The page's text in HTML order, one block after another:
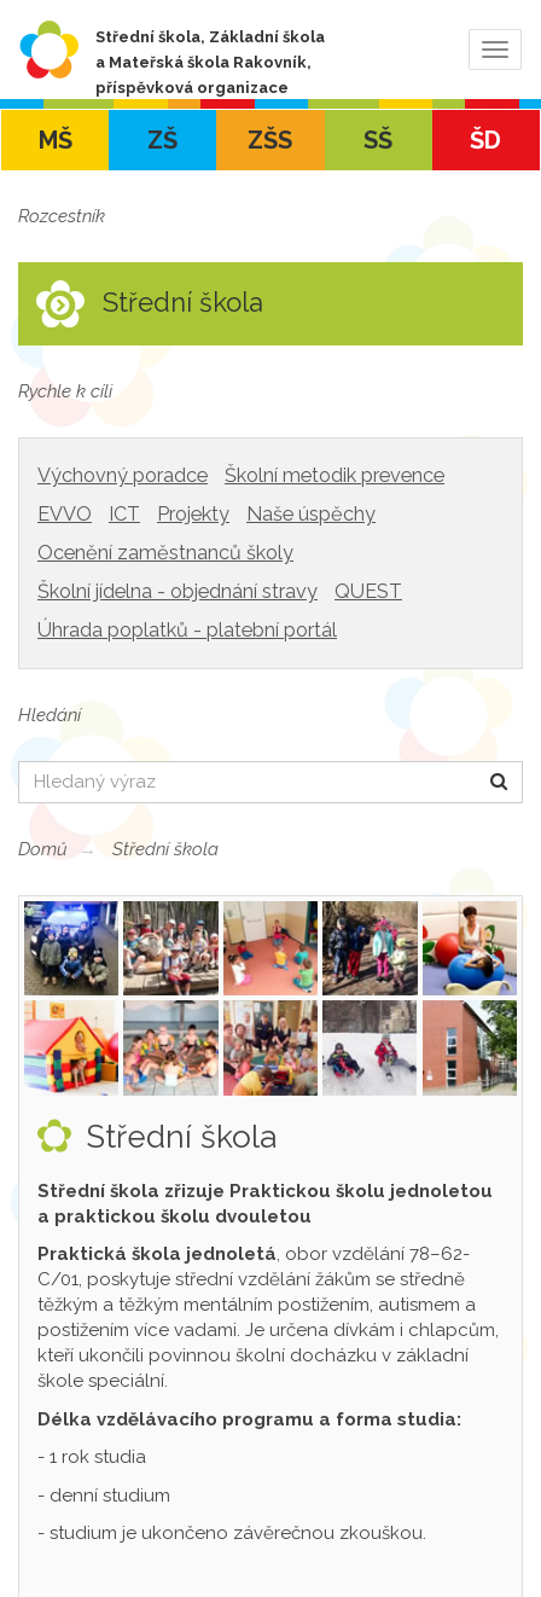
Střední škola, Základní škola
a Mateřská škola Rakovník,
příspěvková organizace
MŠ ZŠ ZŠS SŠ ŠD
Rozcestník
Střední škola
Rychle k cíli
Výchovný poradce
Školní metodik prevence
EVVO
ICT Projekty
Naše úspěchy
Ocenění zaměstnanců školy
Školní jídelna - objednání stravy
QUEST
Úhrada poplatků - platební portál
Hledání
Hledat
Domů Střední škola
Střední škola
Střední škola zřizuje Praktickou školu jednoletou
a praktickou školu dvouletou
Praktická škola jednoletá, obor vzdělání 78–62-
C/01, poskytuje střední vzdělání žákům se středně
těžkým a těžkým mentálním postižením, autismem a
postižením více vadami. Je určena dívkám i chlapcům,
kteří ukončili povinnou školní docházku v základní
škole speciální.
Délka vzdělávacího programu a forma studia:
- 1 rok studia
- denní studium
- studium je ukončeno závěrečnou zkouškou.